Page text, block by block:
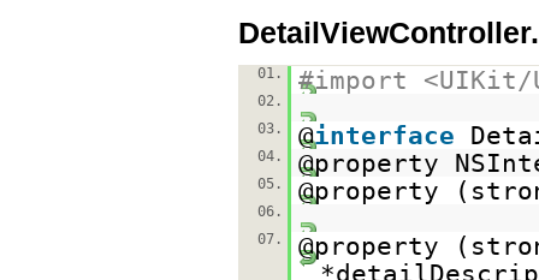
01. #import
02.
03.
@interface
04. @property
05. @property
06.
07.
@property